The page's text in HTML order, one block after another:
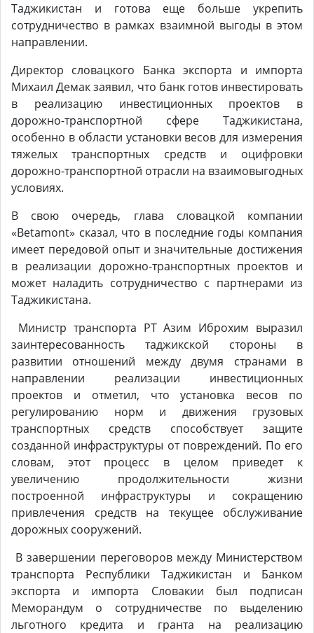
Таджикистан и готова еще больше укрепить
сотрудничество в рамках взаимной выгоды в этом
направлении.
Директор словацкого Банка экспорта и импорта
Михаил Демак заявил, что банк готов инвестировать
в реализацию инвестиционных проектов в
дорожно-транспортной сфере Таджикистана,
особенно в области установки весов для измерения
тяжелых транспортных средств и оцифровки
дорожно-транспортной отрасли на взаимовыгодных
условиях.
В свою очередь, глава словацкой компании
«Betamont» сказал, что в последние годы компания
имеет передовой опыт и значительные достижения
в реализации дорожно-транспортных проектов и
может наладить сотрудничество с партнерами из
Таджикистана.
Министр транспорта РТ Азим Иброхим выразил
заинтересованность таджикской стороны в
развитии отношений между двумя странами в
направлении реализации инвестиционных
проектов и отметил, что установка весов по
регулированию норм и движения грузовых
транспортных средств способствует защите
созданной инфраструктуры от повреждений. По его
словам, этот процесс в целом приведет к
увеличению продолжительности жизни
построенной инфраструктуры и сокращению
привлечения средств на текущее обслуживание
дорожных сооружений.
В завершении переговоров между Министерством
транспорта Республики Таджикистан и Банком
экспорта и импорта Словакии был подписан
Меморандум о сотрудничестве по выделению
льготного кредита и гранта на реализацию